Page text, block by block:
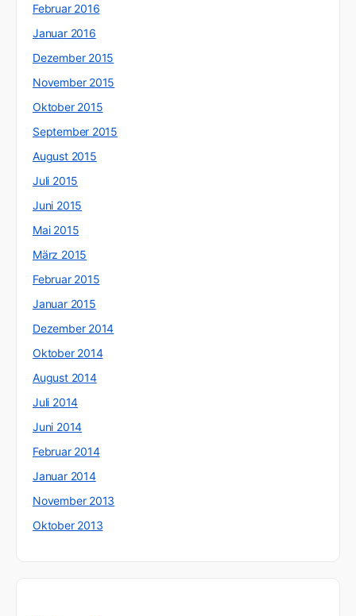
Februar 2016
Januar 2016
Dezember 2015
November 2015
Oktober 2015
September 2015
August 2015
Juli 2015
Juni 2015
Mai 2015
März 2015
Februar 2015
Januar 2015
Dezember 2014
Oktober 2014
August 2014
Juli 2014
Juni 2014
Februar 2014
Januar 2014
November 2013
Oktober 2013